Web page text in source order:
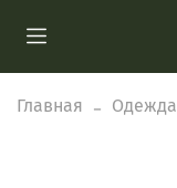
Главная Одежда